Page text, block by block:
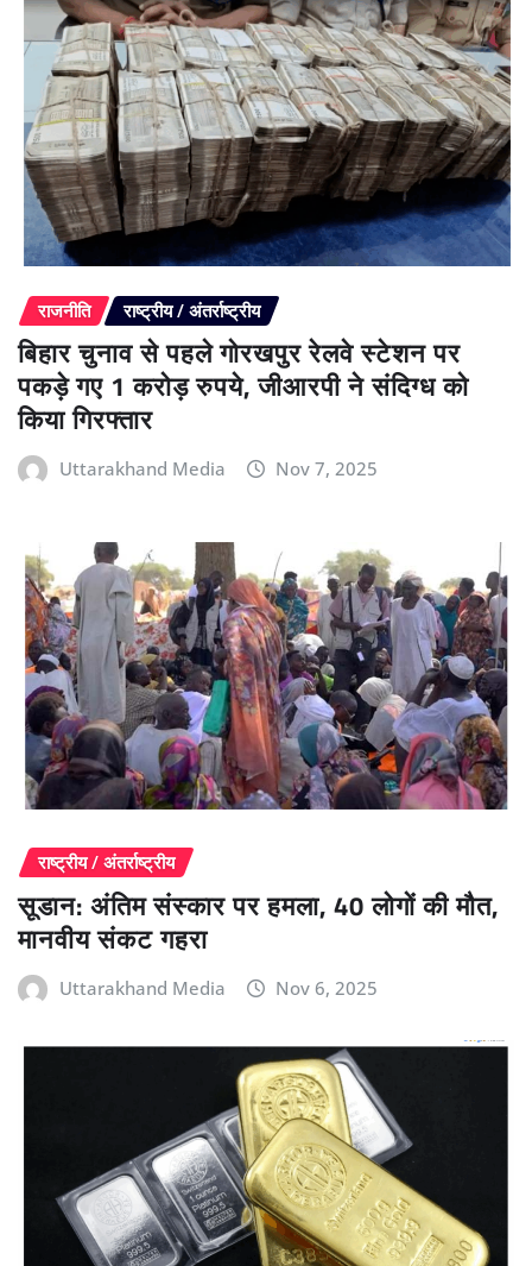
राजनीति राष्ट्रीय / अंतर्राष्ट्रीय
बिहार चुनाव से पहले गोरखपुर रेलवे स्टेशन पर
पकड़े गए 1 करोड़ रुपये, जीआरपी ने संदिग्ध को
किया गिरफ्तार
Uttarakhand Media Nov 7, 2025
राष्ट्रीय / अंतर्राष्ट्रीय
सूडान: अंतिम संस्कार पर हमला, 40 लोगों की मौत,
मानवीय संकट गहरा
Uttarakhand Media Nov 6, 2025